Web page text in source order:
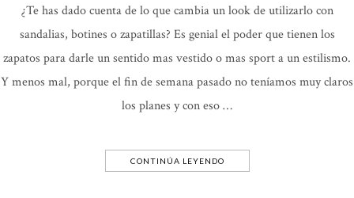
¿Te has dado cuenta de lo que cambia un look de utilizarlo con
sandalias, botines o zapatillas? Es genial el poder que tienen los
zapatos para darle un sentido mas vestido o mas sport a un estilismo.
Y menos mal, porque el fin de semana pasado no teníamos muy claros
los planes y con eso …
CONTINÚA LEYENDO